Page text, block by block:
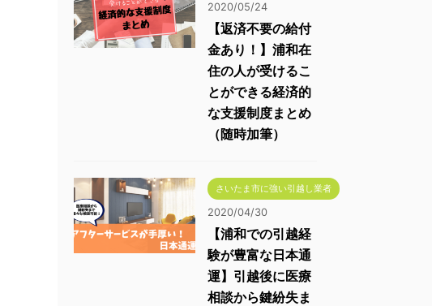
2020/05/24
【返済不要の給付
金あり！】浦和在
住の人が受けるこ
とができる経済的
な支援制度まとめ
（随時加筆）
さいたま市に強い引越し業者
2020/04/30
【浦和での引越経
験が豊富な日本通
運】引越後に医療
相談から鍵紛失ま